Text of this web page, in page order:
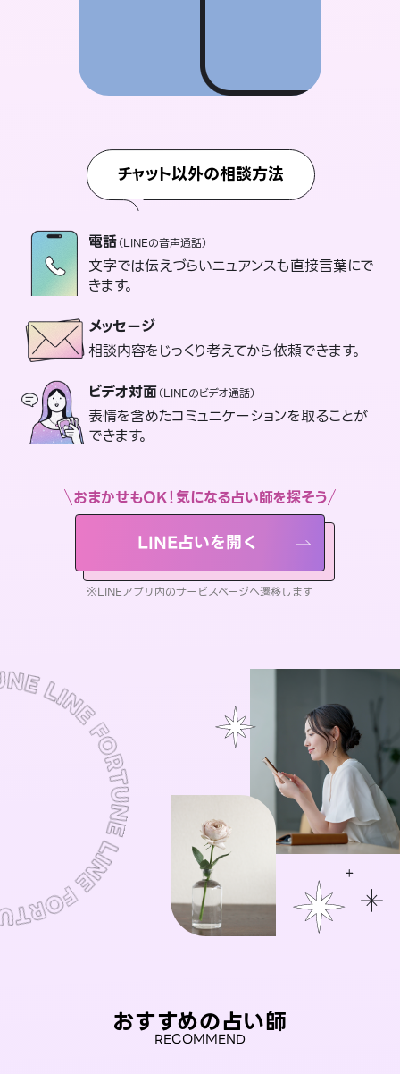
チャット以外の相談方法
電話（LINEの音声通話）
文字では伝えづらいニュアンスも直接言葉にで
きます。
メッセージ
相談内容をじっくり考えてから依頼できます。
ビデオ対面（LINEのビデオ通話）
表情を含めたコミュニケーションを取ることが
できます。
おまかせもOK！気になる占い師を探そう
LINE占いを開く
※LINEアプリ内のサービスページへ遷移します
おすすめの占い師
RECOMMEND